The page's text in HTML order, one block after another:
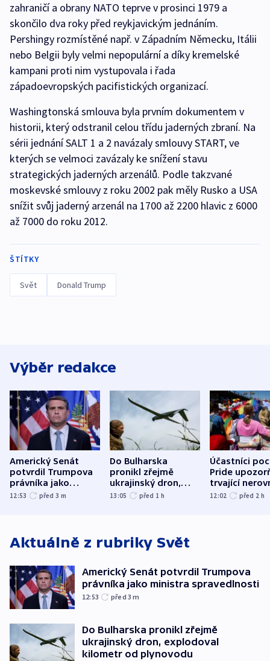
zahraničí a obrany NATO teprve v prosinci 1979 a
skončilo dva roky před reykjavickým jednáním.
Pershingy rozmístěné např. v Západním Německu, Itálii
nebo Belgii byly velmi nepopulární a díky kremelské
kampani proti nim vystupovala i řada
západoevropských pacifistických organizací.
Washingtonská smlouva byla prvním dokumentem v
historii, který odstranil celou třídu jaderných zbraní. Na
sérii jednání SALT 1 a 2 navázaly smlouvy START, ve
kterých se velmoci zavázaly ke snížení stavu
strategických jaderných arzenálů. Podle takzvané
moskevské smlouvy z roku 2002 pak měly Rusko a USA
snížit svůj jaderný arzenál na 1700 až 2200 hlavic z 6000
až 7000 do roku 2012.
ŠTÍTKY
Svět Donald Trump
Výběr redakce
Americký Senát
potvrdil Trumpova
právníka jako
ministra
12:53 před 3 m
Do Bulharska
pronikl zřejmě
ukrajinský dron,
explodoval kilometr
13:05 před 1 h
Účastníci
Pride
trvající
12:02 před 2 h
Aktuálně z rubriky Svět
Americký Senát potvrdil Trumpova
právníka jako ministra spravedlnosti
12:53 před 3m
Do Bulharska pronikl zřejmě
ukrajinský dron, explodoval
kilometr od plynovodu